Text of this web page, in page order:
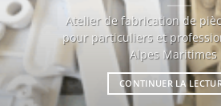
Atelier de fabrication de
pour particuliers et
Alpes Maritimes
CONTINUER LA